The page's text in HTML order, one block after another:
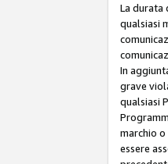
La durata
qualsiasi
In
grave
qualsiasi
marchio
essere